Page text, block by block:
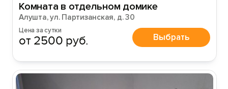
Комната в отдельном домике
Алушта, ул. Партизанская, д. 30
Цена за сутки
от 2500 руб. Выбрать